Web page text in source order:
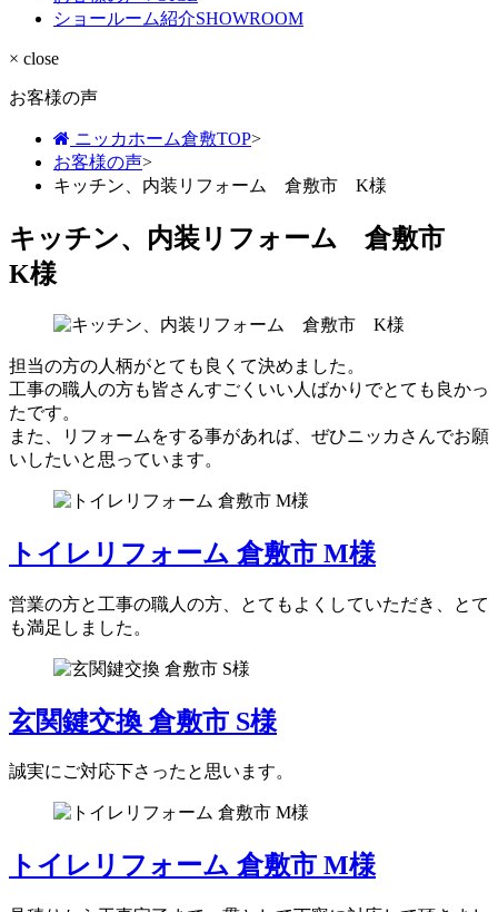
ショールーム紹介SHOWROOM
× close
お客様の声
ニッカホーム倉敷TOP>
お客様の声>
キッチン、内装リフォーム 倉敷市 K様
キッチン、内装リフォーム 倉敷市
K様
担当の方の人柄がとても良くて決めました。
工事の職人の方も皆さんすごくいい人ばかりでとても良かっ
たです。
また、リフォームをする事があれば、ぜひニッカさんでお願
いしたいと思っています。
トイレリフォーム 倉敷市 M様
営業の方と工事の職人の方、とてもよくしていただき、とて
も満足しました。
玄関鍵交換 倉敷市 S様
誠実にご対応下さったと思います。
トイレリフォーム 倉敷市 M様